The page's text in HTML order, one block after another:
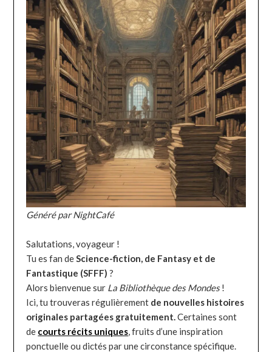
Généré par NightCafé
Salutations, voyageur !
Tu es fan de Science-fiction, de Fantasy et de
Fantastique (SFFF) ?
Alors bienvenue sur La Bibliothèque des Mondes!
Ici, tu trouveras régulièrement de nouvelles histoires
originales partagées gratuitement. Certaines sont
de courts récits uniques , fruits d’une inspiration
ponctuelle ou dictés par une circonstance spécifique.